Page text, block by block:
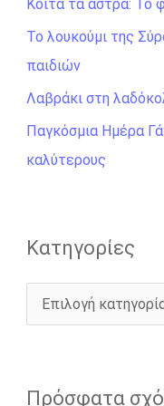
τ
η
σ
η
γ
ι
Κοίτα τα άστρα: Το
Το λουκούμι της
παιδιών
Λαβράκι στη
Παγκόσμια Ημέρα
καλύτερους
Kατηγορίες
Πρόσφατα